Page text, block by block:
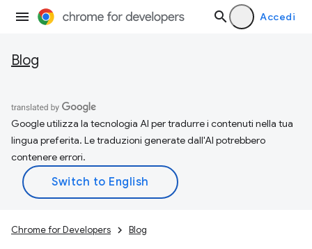
Accedi
Blog
Google utilizza la tecnologia AI per tradurre i contenuti nella tua
lingua preferita. Le traduzioni generate dall'AI potrebbero
contenere errori.
Chrome for Developers Blog